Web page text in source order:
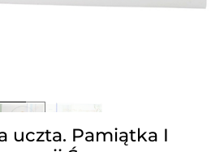
uczta. Pamiątka I